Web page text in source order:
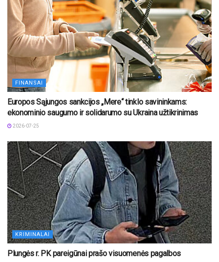
FINANSAI
Europos Sąjungos sankcijos „Mere“ tinklo savininkams:
ekonominio saugumo ir solidarumo su Ukraina užtikrinimas
2026-07-25
KRIMINALAI
Plungės r. PK pareigūnai prašo visuomenės pagalbos